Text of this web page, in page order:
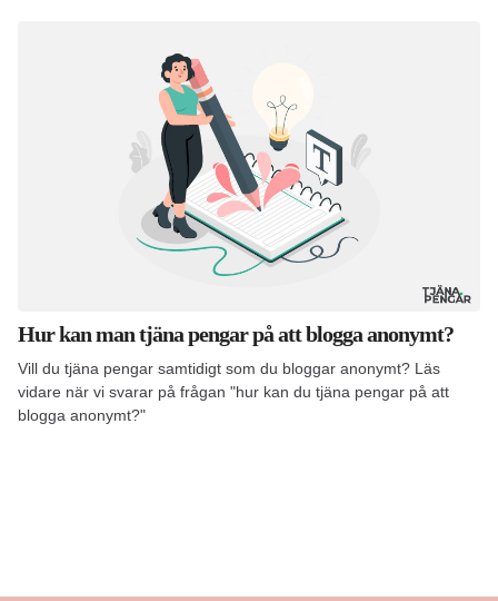
Hur kan man tjäna pengar på att blogga anonymt?
Vill du tjäna pengar samtidigt som du bloggar anonymt? Läs
vidare när vi svarar på frågan "hur kan du tjäna pengar på att
blogga anonymt?"